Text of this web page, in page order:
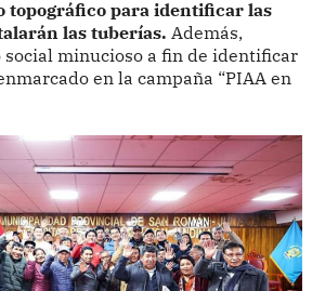
topográfico para identificar las
las tuberías. Además,
minucioso a fin de identificar
en la campaña “PIAA en